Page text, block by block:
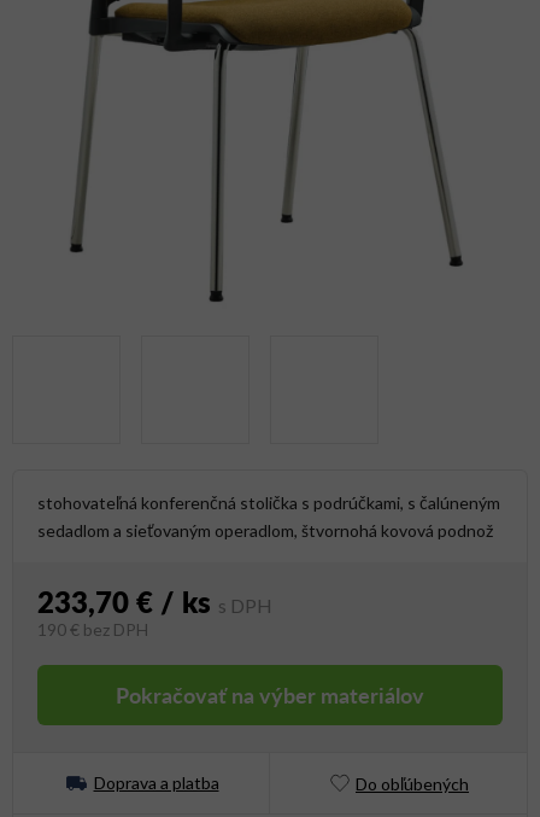
stohovateľná konferenčná stolička s podrúčkami, s čalúneným
sedadlom a sieťovaným operadlom, štvornohá kovová podnož
233,70 € / ks
190 € bez DPH
Pokračovať na výber materiálov
Doprava a platba Do obľúbených